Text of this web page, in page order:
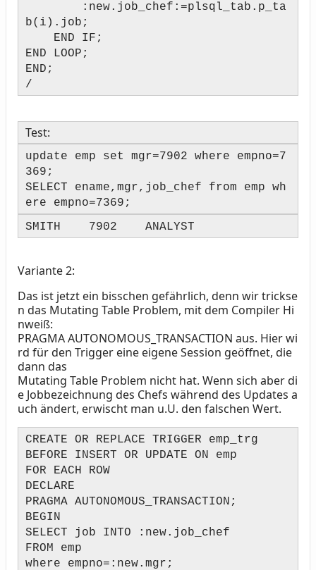
:new.job_chef:=plsql_tab.p_ta
b(i).job;
END IF;
END LOOP;
END;
/
Test:
update emp set mgr=7902 where empno=7
369;
SELECT ename,mgr,job_chef from emp wh
ere empno=7369;
SMITH 7902 ANALYST
Variante 2:
Das ist jetzt ein bisschen gefährlich, denn wir trickse
n das Mutating Table Problem, mit dem Compiler Hi
nweiß:
PRAGMA AUTONOMOUS_TRANSACTION aus. Hier wi
rd für den Trigger eine eigene Session geöffnet, die
dann das
Mutating Table Problem nicht hat. Wenn sich aber di
e Jobbezeichnung des Chefs während des Updates a
uch ändert, erwischt man u.U. den falschen Wert.
CREATE OR REPLACE TRIGGER emp_trg
BEFORE INSERT OR UPDATE ON emp
FOR EACH ROW
DECLARE
PRAGMA AUTONOMOUS_TRANSACTION;
BEGIN
SELECT job INTO :new.job_chef
FROM emp
where empno=:new.mgr;